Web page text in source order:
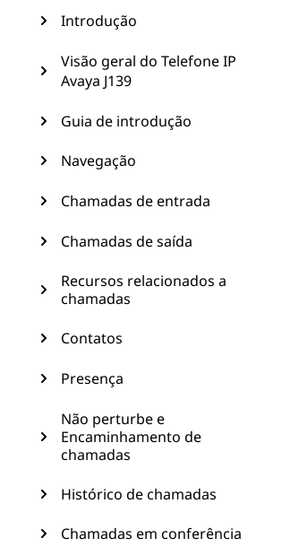
Introdução
Visão geral do Telefone IP
Avaya J139
Guia de introdução
Navegação
Chamadas de entrada
Chamadas de saída
Recursos relacionados a
chamadas
Contatos
Presença
Não perturbe e
Encaminhamento de
chamadas
Histórico de chamadas
Chamadas em conferência